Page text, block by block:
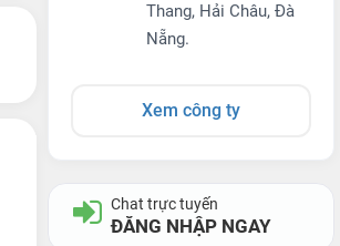
Thang, Hải Châu, Đà
Nẵng.
Xem công ty
Chat trực tuyến
ĐĂNG NHẬP NGAY